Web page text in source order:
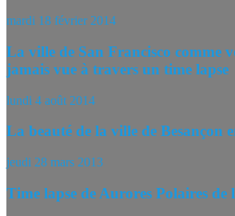
mardi 18 février 2014
La ville de San Francisco comme
jamais vue à travers un time lapse
lundi 4 août 2014
La beauté de la ville de Besançon
jeudi 28 mars 2013
Time lapse de Aurores Polaires de